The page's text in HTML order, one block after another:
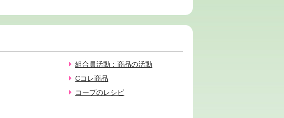
組合員活動：商品の活動
Cコレ商品
コープのレシピ